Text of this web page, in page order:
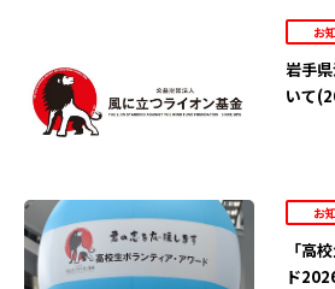
お
岩手
いて
お
「高
ド